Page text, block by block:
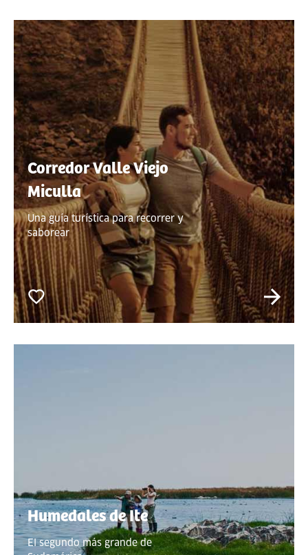
Corredor Valle Viejo
Miculla
Una guía turística para recorrer y
saborear
Humedales de Ite
El segundo más grande de